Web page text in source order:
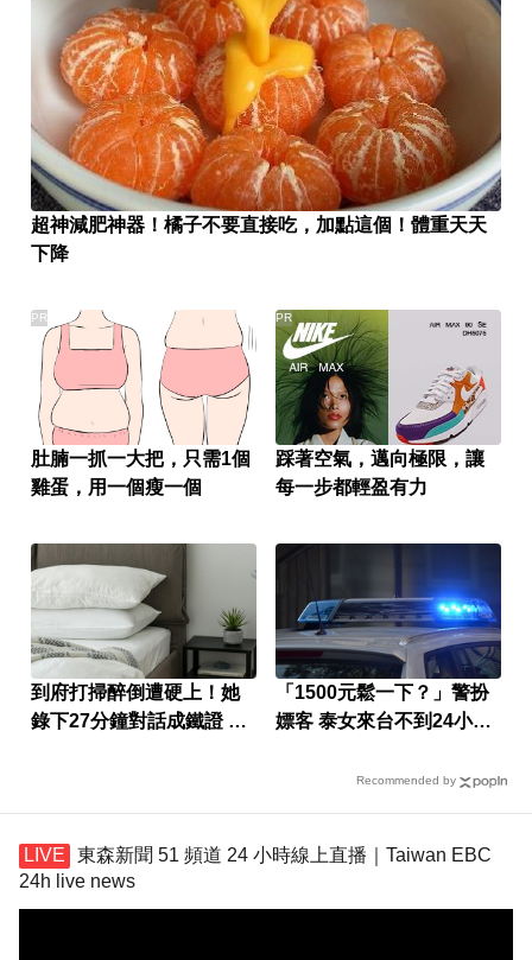
超神減肥神器！橘子不要直接吃，加點這個！體重天天
下降
肚腩一抓一大把，只需1個
雞蛋，用一個瘦一個
PR
踩著空氣，邁向極限，讓
每一步都輕盈有力
PR
到府打掃醉倒遭硬上！她
錄下27分鐘對話成鐵證 屏
「1500元鬆一下？」警扮
嫖客 泰女來台不到24小時
Recommended by
東森新聞 51 頻道 24 小時線上直播｜Taiwan EBC
24h live news